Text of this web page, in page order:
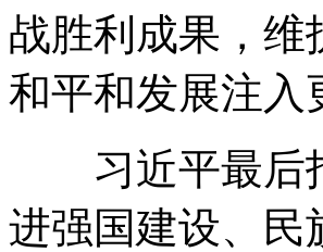
战胜利成果，维
和平和发展注入
习近平最后指
进强国建设、民